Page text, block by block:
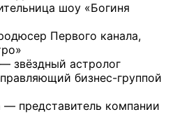
шоу «Богиня
Первого канала,
звёздный астролог
бизнес-группой
представитель компании